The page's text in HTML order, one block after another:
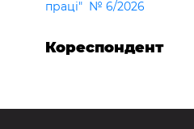
праці" № 6/2026
Кореспондент